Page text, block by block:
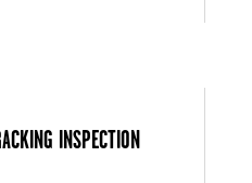
INSPECTION